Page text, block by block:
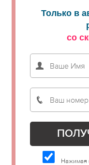
Только в
со
Нажимая